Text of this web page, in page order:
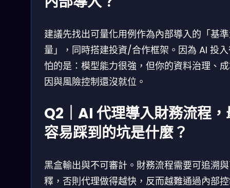
建議先找出可量化用例作為內部導入的「基
量」，同時搭建投資/合作框架。因為 AI 投
怕的是：模型能力很強，但你的資料治理、
因與風險控制還沒就位。
Q2｜AI 代理導入財務流程，
容易踩到的坑是什麼？
黑盒輸出與不可審計。財務流程需要可追溯
釋，否則代理做得越快，反而越難通過內部